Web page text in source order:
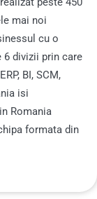
mai noi
cu o
6 divizii prin care
BI, SCM,
isi
Romania
formata din